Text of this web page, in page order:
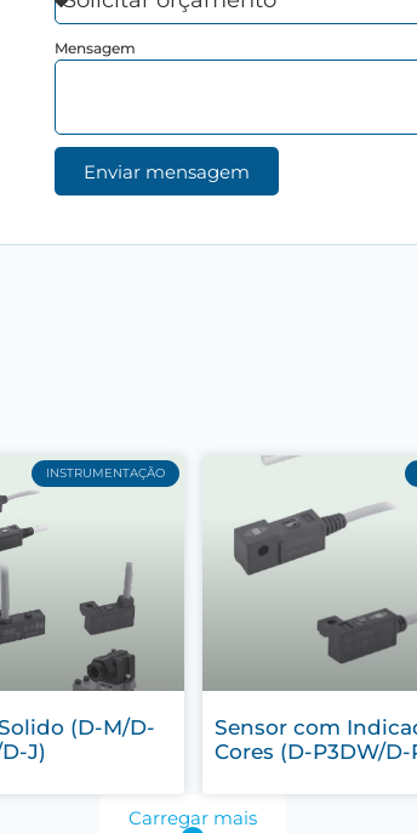
Mensagem
Enviar mensagem
INSTRUMENTAÇÃO
(D-M/D-
J)
Sensor com
Cores (D-P3DW/D-
Carregar mais